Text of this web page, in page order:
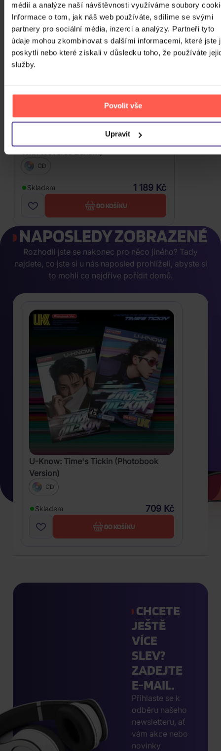
médií a analýze naší návštěvnosti využíváme soubory
Informace o tom, jak náš web používáte, sdílíme se svými
partnery pro sociální média, inzerci a analýzy. Partneři tyto
údaje mohou zkombinovat s dalšími informacemi, které jste
poskytli nebo které získali v důsledku toho, že používáte
služby.
Povolit vše
Upravit
ILLIT: I Got Your Back (Limited Edition
With Weverse Benefit)
CD
Skladem 1 189 Kč
DO KOŠÍKU
NAPOSLEDY ZOBRAZENÉ
Rozhodli jste se nakonec pro něco jiného? Tady
najdete, co jste si u nás naposled prohlíželi, abyste si
to mohli co nejdříve pořídit domů.
U-Know: Time's Tickin (Photobook
Version)
CD
Skladem 709 Kč
DO KOŠÍKU
CHCETE
JEŠTĚ
VÍCE
SLEV?
ZADEJTE
E-MAIL.
Přihlaste se k
odběru našeho
newsletteru, ať
vám akce nebo
novinky